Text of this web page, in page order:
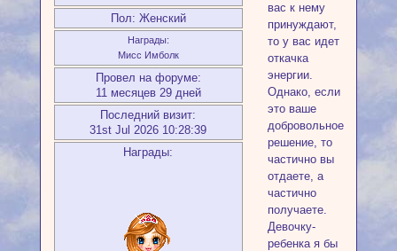
Пол: Женский
Награды:
Мисс Имболк
Провел на форуме:
11 месяцев 29 дней
Последний визит:
31st Jul 2026 10:28:39
Награды:
вас к нему
принуждают,
то у вас идет
откачка
энергии.
Однако, если
это ваше
добровольное
решение, то
частично вы
отдаете, а
частично
получаете.
Девочку-
ребенка я бы